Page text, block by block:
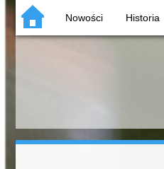
Nowości Historia